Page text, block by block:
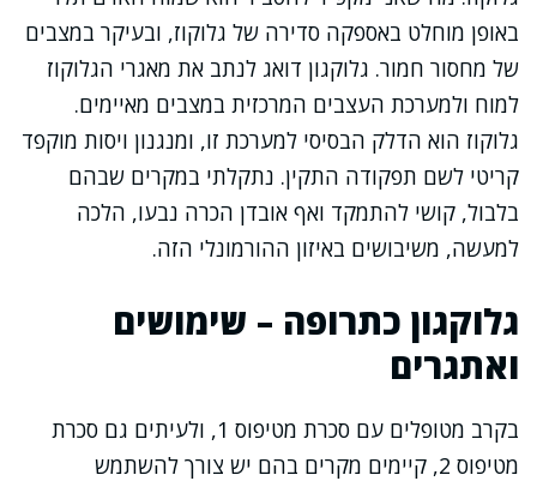
באופן מוחלט באספקה סדירה של גלוקוז, ובעיקר במצבים
של מחסור חמור. גלוקגון דואג לנתב את מאגרי הגלוקוז
למוח ולמערכת העצבים המרכזית במצבים מאיימים.
גלוקוז הוא הדלק הבסיסי למערכת זו, ומנגנון ויסות מוקפד
קריטי לשם תפקודה התקין. נתקלתי במקרים שבהם
בלבול, קושי להתמקד ואף אובדן הכרה נבעו, הלכה
למעשה, משיבושים באיזון ההורמונלי הזה.
גלוקגון כתרופה – שימושים
ואתגרים
בקרב מטופלים עם סכרת מטיפוס 1, ולעיתים גם סכרת
מטיפוס 2, קיימים מקרים בהם יש צורך להשתמש